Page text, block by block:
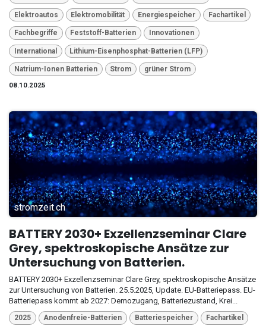
Elektroautos Elektromobilität Energiespeicher Fachartikel
Fachbegriffe Feststoff-Batterien Innovationen
International Lithium-Eisenphosphat-Batterien (LFP)
Natrium-Ionen Batterien Strom
grüner Strom
08.10.2025
stromzeit.ch
BATTERY 2030+ Exzellenzseminar Clare
Grey, spektroskopische Ansätze zur
Untersuchung von Batterien.
BATTERY 2030+ Exzellenzseminar Clare Grey, spektroskopische Ansätze
zur Untersuchung von Batterien. 25.5.2025, Update. EU-Batteriepass. EU-
Batteriepass kommt ab 2027: Demozugang, Batteriezustand, Krei...
2025 Anodenfreie-Batterien Batteriespeicher Fachartikel